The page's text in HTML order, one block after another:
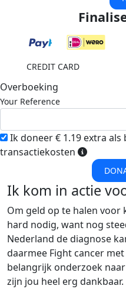
CREDIT CARD
Overboeking
Your Reference
Ik doneer € 1.19 extra als
transactiekosten
Ik kom in actie
Om geld op te halen voor
hard nodig, want nog
Nederland de diagnose
daarmee Fight cancer
belangrijk onderzoek
zijn jou heel erg dankbaar.